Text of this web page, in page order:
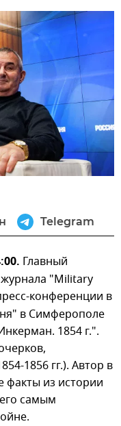
Telegram
Главный
"Military
конференции в
в Симферополе
1854 г.".
1856 гг.). Автор в
факты из истории
самым